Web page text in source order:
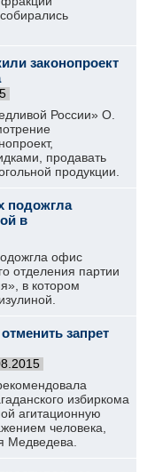
законопроект
России» О.
продавать
продукции.
подожгла
в
офис
отделения партии
в котором
запрет
избиркома
агитационную
человека,
Медведева.